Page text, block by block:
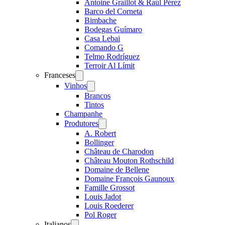
Antoine Graillot & Raúl Pérez
Barco del Corneta
Bimbache
Bodegas Guímaro
Casa Lebai
Comando G
Telmo Rodríguez
Terroir Al Límit
Franceses
menu
Vinhos
menu
Brancos
Tintos
Champanhe
Produtores
menu
A. Robert
Bollinger
Château de Charodon
Château Mouton Rothschild
Domaine de Bellene
Domaine François Gaunoux
Famille Grossot
Louis Jadot
Louis Roederer
Pol Roger